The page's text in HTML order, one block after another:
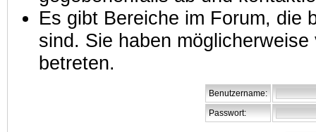
Es gibt Bereiche im Forum, die
sind. Sie haben
betreten.
Benutzername:
Passwort: